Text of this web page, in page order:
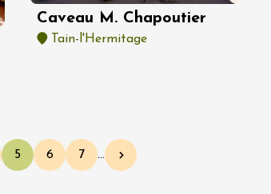
Caveau M. Chapoutier
Tain-l'Hermitage
Page courante
5 Page
6 Page
7 … Page suivante